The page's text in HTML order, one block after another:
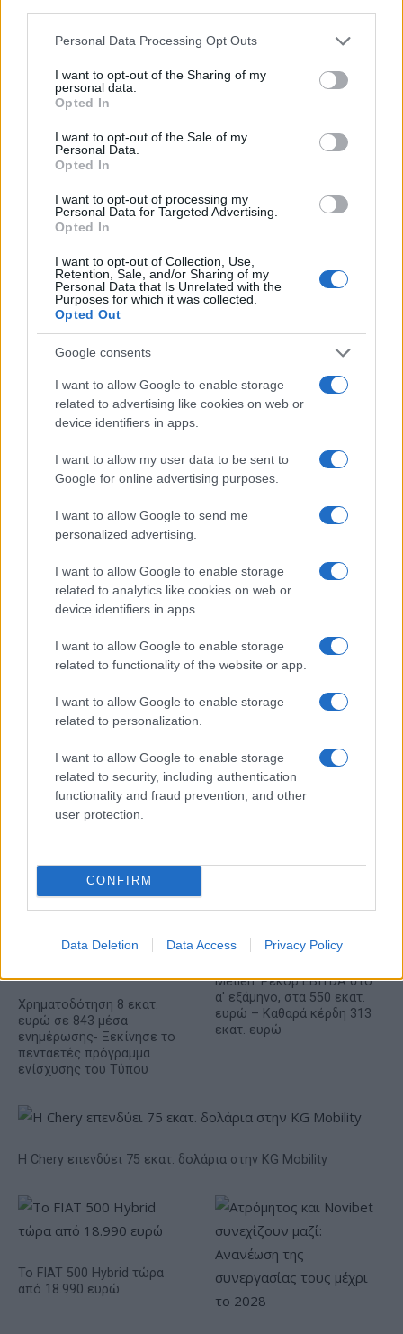
Please note that this website/app uses one or more Google
not limited to your visit or usage behaviour. You may click to
grant or deny consent to Google and its third-party tags to
use your data for below specified purposes in below Google
consent section.
Personal Data Processing Opt Outs
I want to opt-out of the Sharing of my
personal data.
Opted In
I want to opt-out of the Sale of my
Personal Data.
Opted In
I want to opt-out of processing my
Personal Data for Targeted Advertising.
Opted In
I want to opt-out of Collection, Use,
Retention, Sale, and/or Sharing of my
Personal Data that Is Unrelated with the
Purposes for which it was collected.
Opted Out
Google consents
I want to allow Google to enable storage
related to advertising like cookies on web or
device identifiers in apps.
I want to allow my user data to be sent to
Google for online advertising purposes.
I want to allow Google to send me
personalized advertising.
I want to allow Google to enable storage
related to analytics like cookies on web or
device identifiers in apps.
I want to allow Google to enable storage
related to functionality of the website or app.
I want to allow Google to enable storage
related to personalization.
I want to allow Google to enable storage
related to security, including authentication
functionality and fraud prevention, and other
user protection.
CONFIRM
Data Deletion Data Access Privacy Policy
σύμβουλος της ΔΕΗ για την
αγορά ενέργειας
ξεκίνησε το πρόγραμμα
εισφορών ΕΔΟΕΑΠ
Συμβούλιο - Πρόεδρος ο Γαληνός Γιαγλής
Η Toyota φέρνει νέα γενιά
μπαταριών για τα υβριδικά
Σε κινεζική… πολιορκία η
Νέο Audi A2 e-tron με στόχο την κορυφή της
Ευρωπαϊκό Κορασίδων:
Ιρλανδία
Γιαννακόπουλος: «Όταν σου
ρίχνουν μια πέτρα, τους
καταστρέφεις» (vid)
ΕΛΣΤΑΤ: Στο 3,4% υποχώρησε ο πληθωρισμός τον Ιούλιο
Χρηματοδότηση 8 εκατ.
ευρώ σε 843 μέσα
ενημέρωσης- Ξεκίνησε το
πενταετές πρόγραμμα
ενίσχυσης του Τύπου
Metlen: Ρεκόρ EBITDA στο
α' εξάμηνο, στα 550 εκατ.
ευρώ – Καθαρά κέρδη 313
εκατ. ευρώ
Η Chery επενδύει 75 εκατ. δολάρια στην KG Mobility
Το FIAT 500 Hybrid τώρα
από 18.990 ευρώ